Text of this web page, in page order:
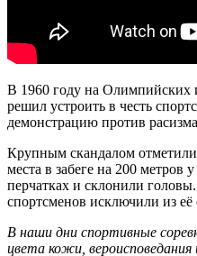
В 1960 году на Олимпийских
решил устроить в честь
демонстрацию против
Крупным скандалом
места в забеге на 200
перчатках и склонили
спортсменов исключили из её
В наши дни спортивные
цвета кожи,